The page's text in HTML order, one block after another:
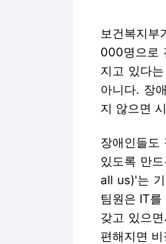
보건복지부
000명으로
지고 있다
아니다. 장
지 않으면
장애인들도
있도록 만
all us)'는
팀원은 IT
갖고 있으
편해지면